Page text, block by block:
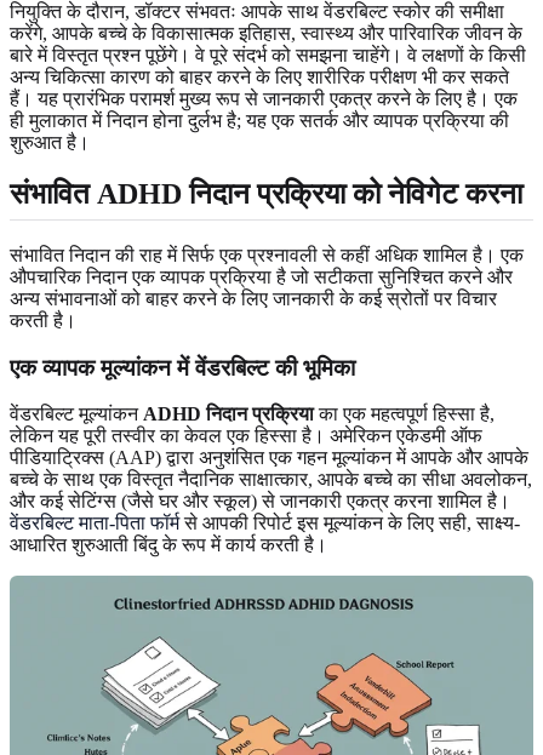
नियुक्ति के दौरान, डॉक्टर संभवतः आपके साथ वेंडरबिल्ट स्कोर की समीक्षा
करेंगे, आपके बच्चे के विकासात्मक इतिहास, स्वास्थ्य और पारिवारिक जीवन के
बारे में विस्तृत प्रश्न पूछेंगे। वे पूरे संदर्भ को समझना चाहेंगे। वे लक्षणों के किसी
अन्य चिकित्सा कारण को बाहर करने के लिए शारीरिक परीक्षण भी कर सकते
हैं। यह प्रारंभिक परामर्श मुख्य रूप से जानकारी एकत्र करने के लिए है। एक
ही मुलाकात में निदान होना दुर्लभ है; यह एक सतर्क और व्यापक प्रक्रिया की
शुरुआत है।
संभावित ADHD निदान प्रक्रिया को नेविगेट करना
संभावित निदान की राह में सिर्फ एक प्रश्नावली से कहीं अधिक शामिल है। एक
औपचारिक निदान एक व्यापक प्रक्रिया है जो सटीकता सुनिश्चित करने और
अन्य संभावनाओं को बाहर करने के लिए जानकारी के कई स्रोतों पर विचार
करती है।
एक व्यापक मूल्यांकन में वेंडरबिल्ट की भूमिका
वेंडरबिल्ट मूल्यांकनADHD निदान प्रक्रियाका एक महत्वपूर्ण हिस्सा है,
लेकिन यह पूरी तस्वीर का केवल एक हिस्सा है। अमेरिकन एकेडमी ऑफ
पीडियाट्रिक्स (AAP) द्वारा अनुशंसित एक गहन मूल्यांकन में आपके और आपके
बच्चे के साथ एक विस्तृत नैदानिक साक्षात्कार, आपके बच्चे का सीधा अवलोकन,
और कई सेटिंग्स (जैसे घर और स्कूल) से जानकारी एकत्र करना शामिल है।
वेंडरबिल्ट माता-पिता फॉर्मसे आपकी रिपोर्ट इस मूल्यांकन के लिए सही, साक्ष्य-
आधारित शुरुआती बिंदु के रूप में कार्य करती है।